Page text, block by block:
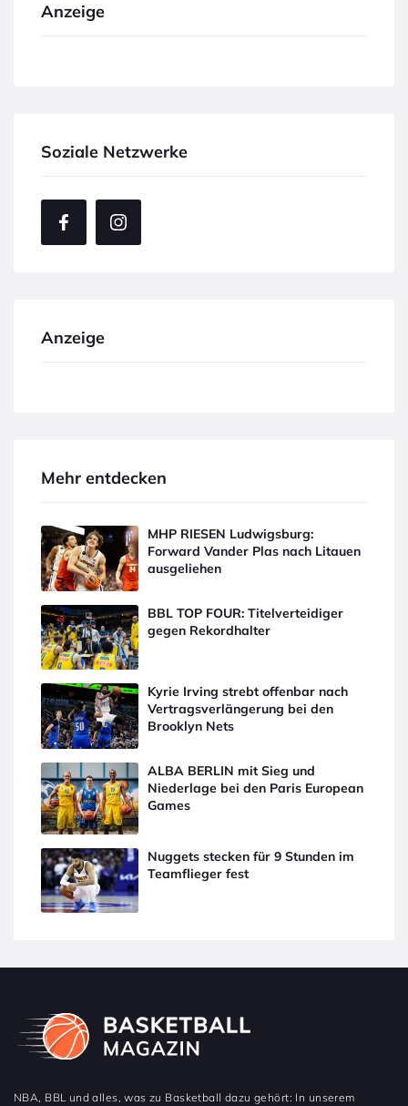
Anzeige
Soziale Netzwerke
Anzeige
Mehr entdecken
MHP RIESEN Ludwigsburg:
Forward Vander Plas nach Litauen
ausgeliehen
BBL TOP FOUR: Titelverteidiger
gegen Rekordhalter
Kyrie Irving strebt offenbar nach
Vertragsverlängerung bei den
Brooklyn Nets
ALBA BERLIN mit Sieg und
Niederlage bei den Paris European
Games
Nuggets stecken für 9 Stunden im
Teamflieger fest
NBA, BBL und alles, was zu Basketball dazu gehört: In unserem